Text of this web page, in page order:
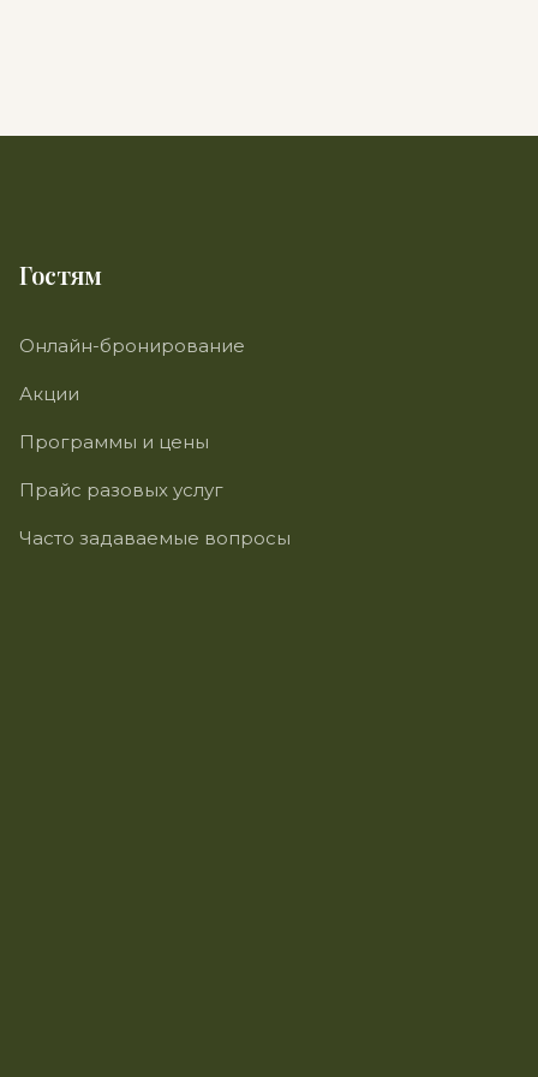
Гостям
Онлайн-бронирование
Акции
Программы и цены
Прайс разовых услуг
Часто задаваемые вопросы